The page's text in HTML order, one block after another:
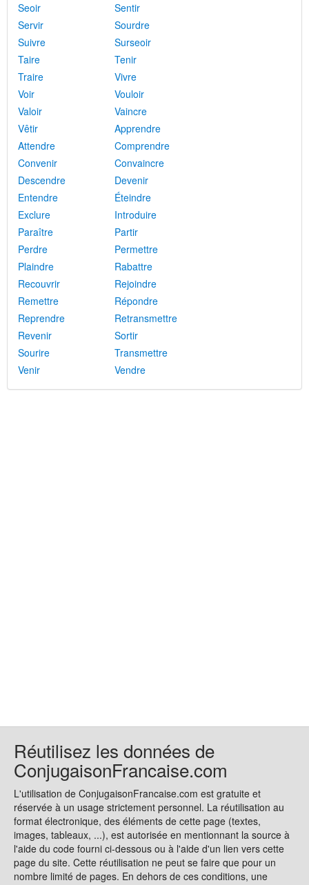
Seoir
Sentir
Servir
Sourdre
Suivre
Surseoir
Taire
Tenir
Traire
Vivre
Voir
Vouloir
Valoir
Vaincre
Vêtir
Apprendre
Attendre
Comprendre
Convenir
Convaincre
Descendre
Devenir
Entendre
Éteindre
Exclure
Introduire
Paraître
Partir
Perdre
Permettre
Plaindre
Rabattre
Recouvrir
Rejoindre
Remettre
Répondre
Reprendre
Retransmettre
Revenir
Sortir
Sourire
Transmettre
Venir
Vendre
Réutilisez les données de
ConjugaisonFrancaise.com
L'utilisation de ConjugaisonFrancaise.com est gratuite et
réservée à un usage strictement personnel. La réutilisation au
format électronique, des éléments de cette page (textes,
images, tableaux, ...), est autorisée en mentionnant la source à
l'aide du code fourni ci-dessous ou à l'aide d'un lien vers cette
page du site. Cette réutilisation ne peut se faire que pour un
nombre limité de pages. En dehors de ces conditions, une